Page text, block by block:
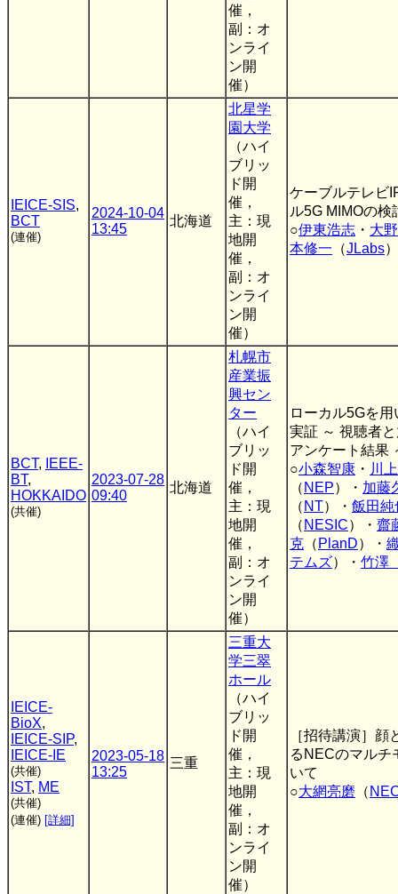
催，
副：オ
ンライ
ン開
催）
IEICE-SIS,
BCT
(連催)
2024-10-04
13:45
北海道
北星学
園大学
（ハイ
ブリッ
ド開
催，
主：現
地開
催，
副：オ
ンライ
ン開
催）
ケーブルテレビ
ル5G MIMOの検
○伊東浩志 ・ 大
本修一 （JLabs）
BCT,
IEEE-
BT,
HOKKAIDO
(共催)
2023-07-28
09:40
北海道
札幌市
産業振
興セン
ター
（ハイ
ブリッ
ド開
催，
主：現
地開
催，
副：オ
ンライ
ン開
催）
ローカル5Gを
実証 ～ 視聴者
アンケート結果
○小森智康 ・ 川
（ NEP）・ 加藤
（ NT）・ 飯田純
（ NESIC）・ 齋
克 （ PlanD）・
テムズ）・ 竹
IEICE-
BioX,
IEICE-SIP,
IEICE-IE
(共催)
IST, ME
(共催)
(連催) [詳細]
2023-05-18
13:25
三重
三重大
学三翠
ホール
（ハイ
ブリッ
ド開
催，
主：現
地開
催，
副：オ
ンライ
ン開
催）
［招待講演］
るNECのマルチ
いて
○大網亮磨 （